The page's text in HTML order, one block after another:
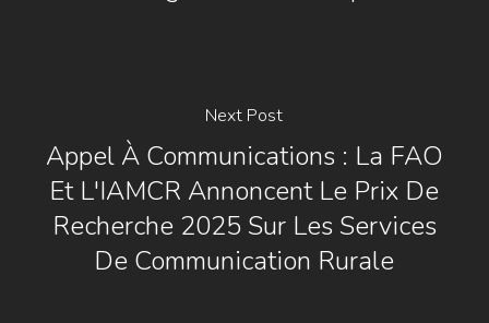
Next Post
Appel À Communications : La FAO
Et L'IAMCR Annoncent Le Prix De
Recherche 2025 Sur Les Services
De Communication Rurale